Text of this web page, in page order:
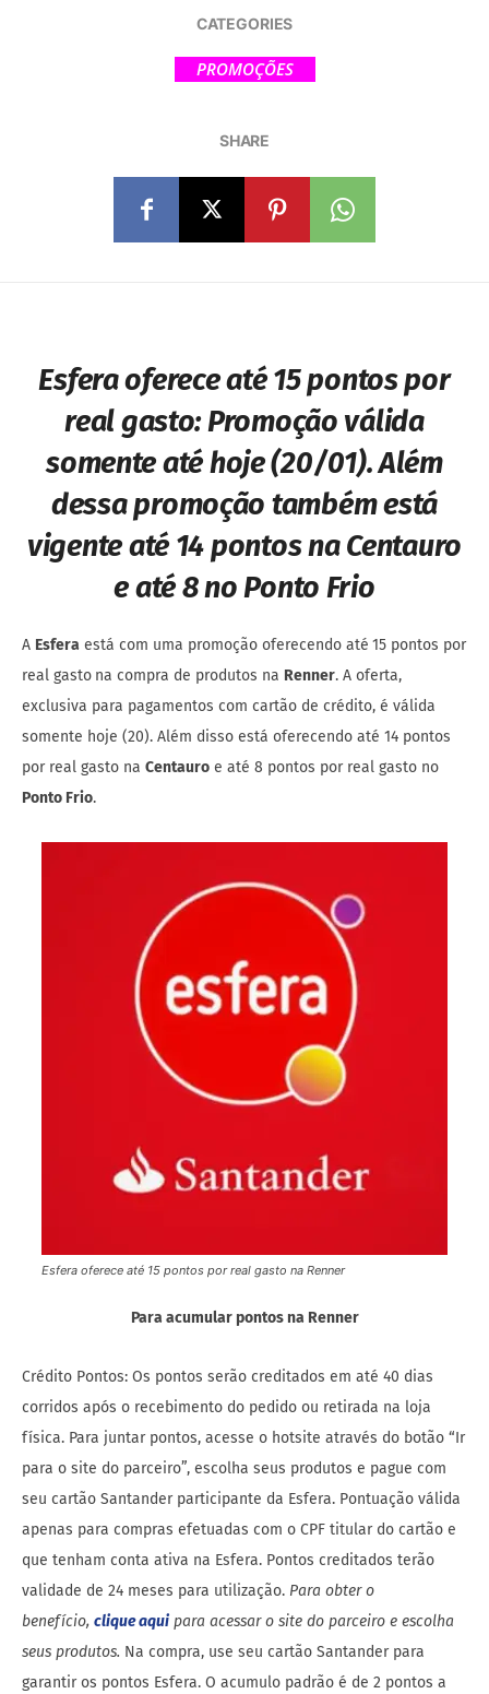
CATEGORIES
PROMOÇÕES
SHARE
Esfera oferece até 15 pontos por
real gasto: Promoção válida
somente até hoje (20/01). Além
dessa promoção também está
vigente até 14 pontos na Centauro
e até 8 no Ponto Frio
A Esfera está com uma promoção oferecendo até 15 pontos por
real gasto na compra de produtos na Renner. A oferta,
exclusiva para pagamentos com cartão de crédito, é válida
somente hoje (20). Além disso está oferecendo até 14 pontos
por real gasto na Centauro e até 8 pontos por real gasto no
Ponto Frio.
Esfera oferece até 15 pontos por real gasto na Renner
Para acumular pontos na Renner
Crédito Pontos: Os pontos serão creditados em até 40 dias
corridos após o recebimento do pedido ou retirada na loja
física. Para juntar pontos, acesse o hotsite através do botão “Ir
para o site do parceiro”, escolha seus produtos e pague com
seu cartão Santander participante da Esfera. Pontuação válida
apenas para compras efetuadas com o CPF titular do cartão e
que tenham conta ativa na Esfera. Pontos creditados terão
validade de 24 meses para utilização. Para obter o
benefício, clique aqui para acessar o site do parceiro e escolha
seus produtos. Na compra, use seu cartão Santander para
garantir os pontos Esfera. O acumulo padrão é de 2 pontos a